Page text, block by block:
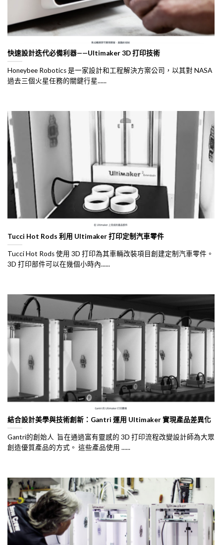
快速設計迭代必備利器——Ultimaker 3D 打印技術
Honeybee Robotics 是一家設計和工程解決方案公司，以其對 NASA
過去三個火星任務的關鍵行星......
Tucci Hot Rods 利用 Ultimaker 打印定制汽車零件
Tucci Hot Rods 使用 3D 打印為其車輛改裝項目創建定制汽車零件。
3D 打印部件可以在幾個小時內......
結合設計美學與技術創新：Gantri 運用 Ultimaker 實現產品差異化
Gantri的創始人 旨在通過富有靈感的 3D 打印流程改變設計師為大眾
創造優質產品的方式。 這些產品使用 ......